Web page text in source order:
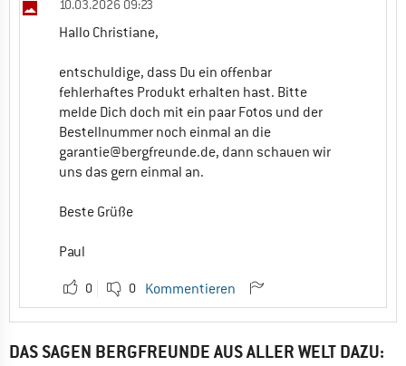
10.03.2026 09:23
Hallo Christiane,
entschuldige, dass Du ein offenbar
fehlerhaftes Produkt erhalten hast. Bitte
melde Dich doch mit ein paar Fotos und der
Bestellnummer noch einmal an die
garantie@bergfreunde.de, dann schauen wir
uns das gern einmal an.
Beste Grüße
Paul
0 0 Kommentieren
DAS SAGEN BERGFREUNDE AUS ALLER WELT DAZU: